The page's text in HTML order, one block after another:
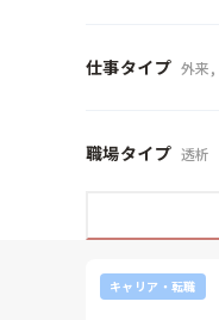
仕事タイプ 外来,
職場タイプ 透析
キャリア・転職